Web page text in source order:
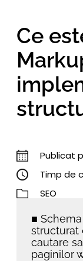
Ce
Publicat
Timp de
SEO
■
structurat
cautare
paginilor